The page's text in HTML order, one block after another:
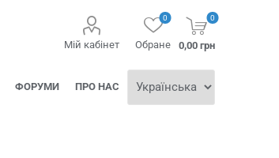
Мій кабінет Обране
0 0
0,00 грн
ФОРУМИ ПРО НАС